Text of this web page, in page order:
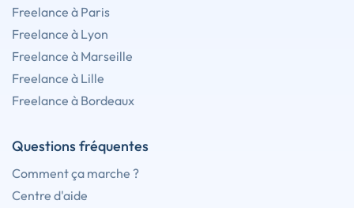
Freelance à Paris
Freelance à Lyon
Freelance à Marseille
Freelance à Lille
Freelance à Bordeaux
Questions fréquentes
Comment ça marche ?
Centre d'aide